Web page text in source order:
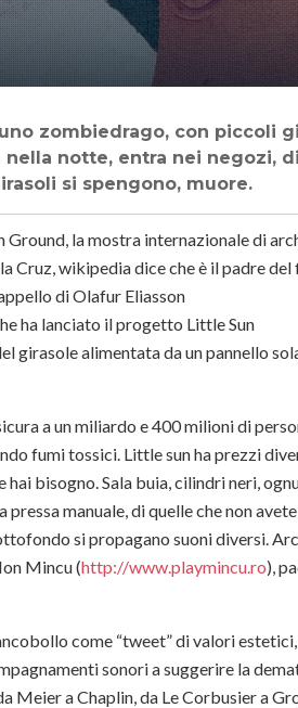
notte, entra nei negozi,
si spengono, muore.
la mostra internazionale di
Cruz, wikipedia dice che è il padre
di Olafur Eliasson
ha lanciato il progetto Little Sun
girasole alimentata da un pannello
a un miliardo e 400 milioni di
fumi tossici. Little sun ha prezzi
bisogno. Sala buia, cilindri neri,
manuale, di quelle che non
si propagano suoni diversi.
Mincu (http://www.playmincu.ro),
come “tweet” di valori
sonori a suggerire la
Meier a Chaplin, da Le Corbusier a